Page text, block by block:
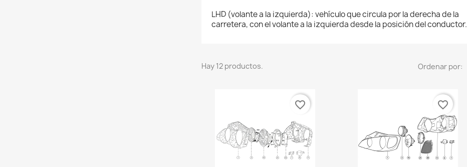
LHD (volante a la izquierda): vehículo que circula por la derecha de la
carretera, con el volante a la izquierda desde la posición del conductor.
Hay 12 productos. Ordenar por:
favorite_border favorite_border